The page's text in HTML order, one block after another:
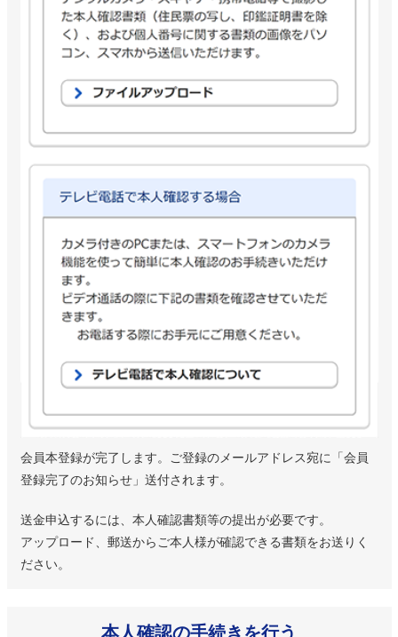
会員本登録が完了します。ご登録のメールアドレス宛に「会員
登録完了のお知らせ」送付されます。
送金申込するには、本人確認書類等の提出が必要です。
アップロード、郵送からご本人様が確認できる書類をお送りく
ださい。
本人確認の手続きを行う